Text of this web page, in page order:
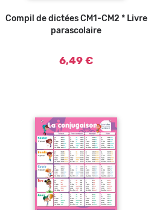
Ajouter au panier
Compil de dictées CM1-CM2 * Livre
parascolaire
6,49 €